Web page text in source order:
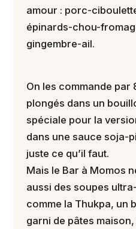
amour : porc-
épinards-chou-
gingembre-ail.
On les commande par
plongés dans un
spéciale pour la
dans une sauce soja-
juste ce qu’il faut.
Mais le Bar à Momos
aussi des soupes
comme la Thukpa, un
garni de pâtes